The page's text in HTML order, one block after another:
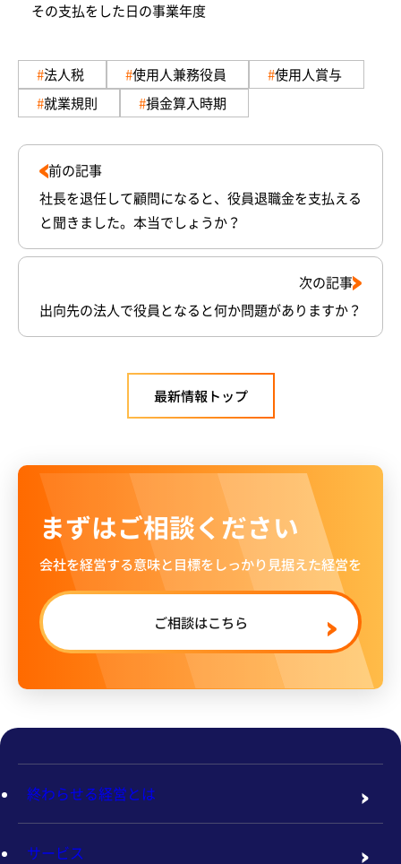
その支払をした日の事業年度
法人税 使用人兼務役員
使用人賞与
就業規則
損金算入時期
前の記事
社長を退任して顧問になると、役員退職金を支払える
と聞きました。本当でしょうか？
次の記事
出向先の法人で役員となると何か問題がありますか？
最新情報トップ
まずはご相談ください
会社を経営する意味と目標をしっかり見据えた経営を
ご相談はこちら
終わらせる経営とは
サービス